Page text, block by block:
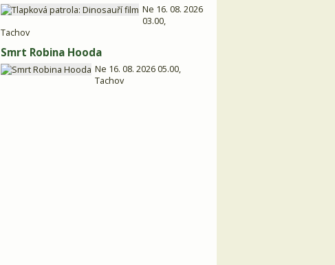
Ne 16. 08. 2026
03.00,
Tachov
Smrt Robina Hooda
Ne 16. 08. 2026 05.00,
Tachov